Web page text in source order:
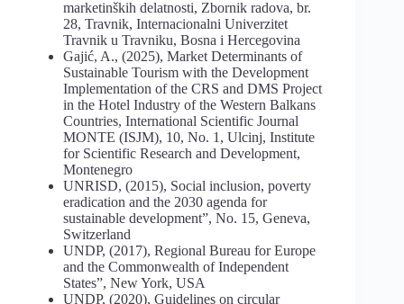
marketinških delatnosti, Zbornik radova, br.
28, Travnik, Internacionalni Univerzitet
Travnik u Travniku, Bosna i Hercegovina
Gajić, A., (2025), Market Determinants of
Sustainable Tourism with the Development
Implementation of the CRS and DMS Project
in the Hotel Industry of the Western Balkans
Countries, International Scientific Journal
MONTE (ISJM), 10, No. 1, Ulcinj, Institute
for Scientific Research and Development,
Montenegro
UNRISD, (2015), Social inclusion, poverty
eradication and the 2030 agenda for
sustainable development”, No. 15, Geneva,
Switzerland
UNDP, (2017), Regional Bureau for Europe
and the Commonwealth of Independent
States”, New York, USA
UNDP, (2020), Guidelines on circular